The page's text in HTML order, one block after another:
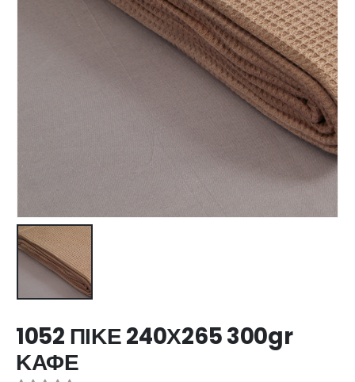
1052 ΠΙΚΕ 240Χ265 300gr
ΚΑΦΕ